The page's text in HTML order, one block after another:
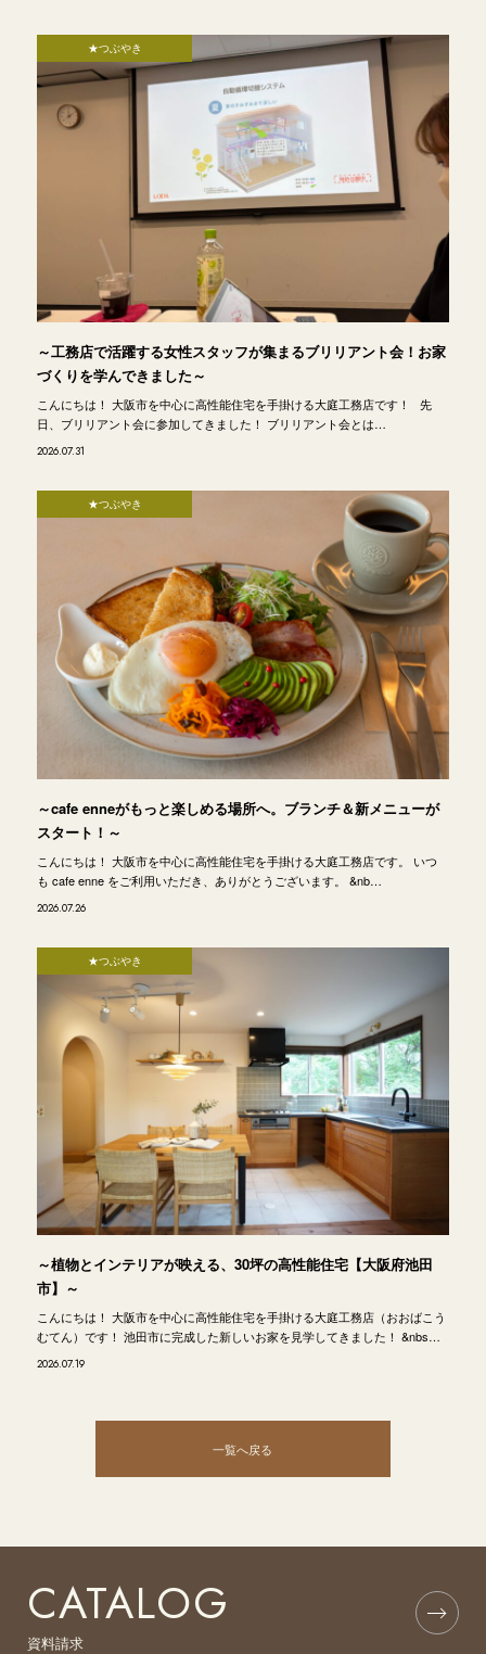
★つぶやき
～工務店で活躍する女性スタッフが集まるブリリアント会！お家
づくりを学んできました～
こんにちは！ 大阪市を中心に高性能住宅を手掛ける大庭工務店です！ 先
日、ブリリアント会に参加してきました！ ブリリアント会とは…
2026.07.31
★つぶやき
～cafe enneがもっと楽しめる場所へ。ブランチ＆新メニューが
スタート！～
こんにちは！ 大阪市を中心に高性能住宅を手掛ける大庭工務店です。 いつ
も cafe enne をご利用いただき、ありがとうございます。 &nb…
2026.07.26
★つぶやき
～植物とインテリアが映える、30坪の高性能住宅【大阪府池田
市】～
こんにちは！ 大阪市を中心に高性能住宅を手掛ける大庭工務店（おおばこう
むてん）です！ 池田市に完成した新しいお家を見学してきました！ &nbs…
2026.07.19
一覧へ戻る
CATALOG
資料請求